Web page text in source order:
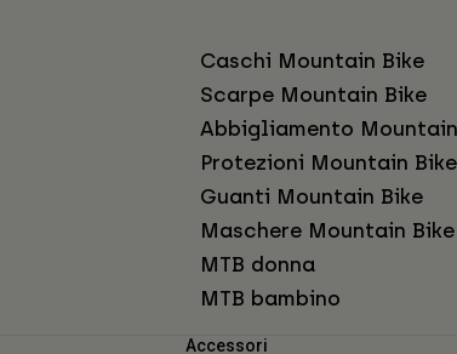
Caschi Mountain Bike
Scarpe Mountain Bike
Abbigliamento
Protezioni Mountain Bike
Guanti Mountain Bike
Maschere Mountain Bike
MTB donna
MTB bambino
Accessori